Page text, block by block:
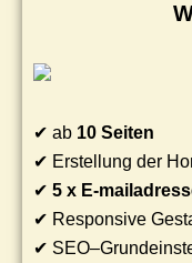
✔ ab 10 Seiten
✔ Erstellung der
✔ 5 x E-
✔ Responsive
✔